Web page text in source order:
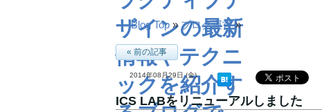
Blog Top » ブログ運営»
« 前の記事
2014年08月29日 (金)
ICS LABをリニューアルしました